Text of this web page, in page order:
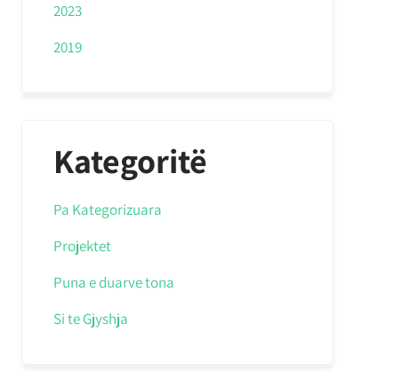
2023
2019
Kategoritë
Pa Kategorizuara
Projektet
Puna e duarve tona
Si te Gjyshja